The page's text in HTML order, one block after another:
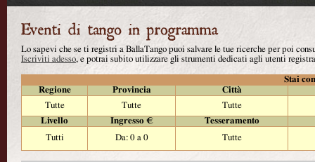
Lo sapevi che se ti registri a BallaTango puoi salvare le tue ricerche per poi
Iscriviti adesso, e potrai subito utilizzare gli strumenti dedicati agli utenti
Stai
Regione
Provincia
Città
Tutte
Tutte
Tutte
Livello
Ingresso €
Tesseramento
Tutti
Da: 0 a 0 Tutte